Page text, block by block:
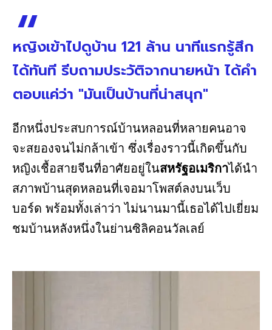
หญิงเข้าไปดูบ้าน 121 ล้าน นาทีแรกรู้สึก
ได้ทันที รีบถามประวัติจากนายหน้า ได้คำ
ตอบแค่ว่า "มันเป็นบ้านที่น่าสนุก"
อีกหนึ่งประสบการณ์บ้านหลอนที่หลายคนอาจ
จะสยองจนไม่กล้าเข้า ซึ่งเรื่องราวนี้เกิดขึ้นกับ
หญิงเชื้อสายจีนที่อาศัยอยู่ในสหรัฐอเมริกาได้นำ
สภาพบ้านสุดหลอนที่เจอมาโพสต์ลงบนเว็บ
บอร์ด พร้อมทั้งเล่าว่า ไม่นานมานี้เธอได้ไปเยี่ยม
ชมบ้านหลังหนึ่งในย่านซิลิคอนวัลเลย์